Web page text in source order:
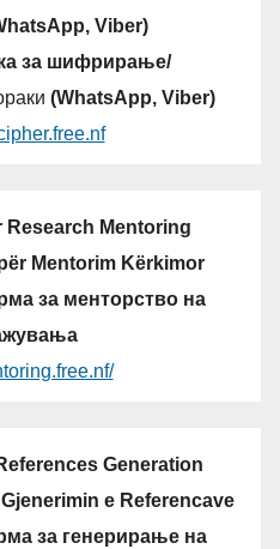
Viber)
за шифрирање/
(WhatsApp, Viber)
Research Mentoring
Mentorim Kërkimor
за менторство на
Generation
e Referencave
за генерирање на